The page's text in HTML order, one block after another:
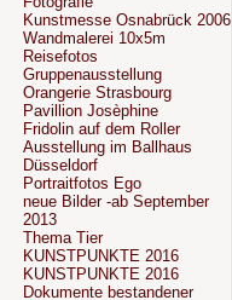
Kunstmesse Osnabrück 2006
Wandmalerei 10x5m
Reisefotos
Gruppenausstellung
Orangerie Strasbourg
Pavillion Josèphine
Fridolin auf dem Roller
Ausstellung im Ballhaus
Düsseldorf
Portraitfotos Ego
neue Bilder -ab September
2013
Thema Tier
KUNSTPUNKTE 2016
KUNSTPUNKTE 2016
Dokumente bestandener